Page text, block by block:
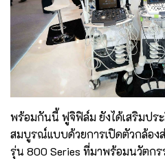
พร้อมกันนี้ ฟูจิฟิล์ม ยังได้เสริมปร
สมบูรณ์แบบด้วยการเปิดตัวกล้องส่
รุ่น 800 Series ที่มาพร้อมนวัตก